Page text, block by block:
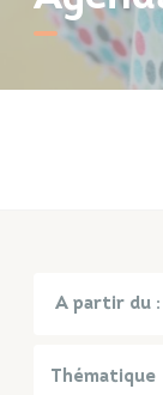
Thématique
Papiers